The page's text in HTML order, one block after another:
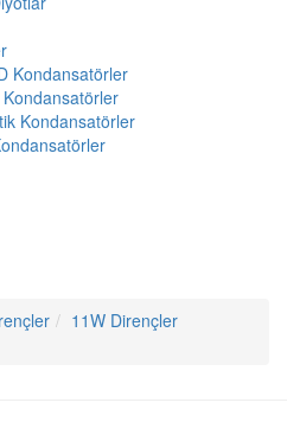
Kondansatörler
Kondansatörler
Kondansatörler
11W Dirençler